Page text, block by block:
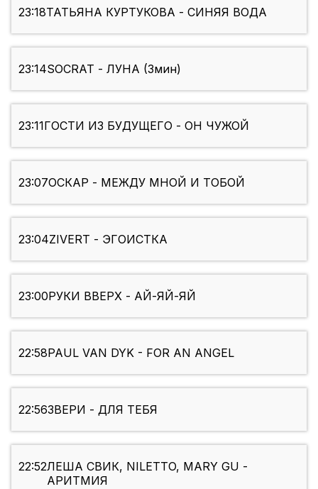
23:18ТАТЬЯНА КУРТУКОВА - СИНЯЯ ВОДА
23:14SOCRAT - ЛУНА (3мин)
23:11ГОСТИ ИЗ БУДУЩЕГО - ОН ЧУЖОЙ
23:07ОСКАР - МЕЖДУ МНОЙ И ТОБОЙ
23:04ZIVERT - ЭГОИСТКА
23:00РУКИ ВВЕРХ - АЙ-ЯЙ-ЯЙ
22:58PAUL VAN DYK - FOR AN ANGEL
22:56ЗВЕРИ - ДЛЯ ТЕБЯ
22:52ЛЕША СВИК, NILETTO, MARY GU -
АРИТМИЯ